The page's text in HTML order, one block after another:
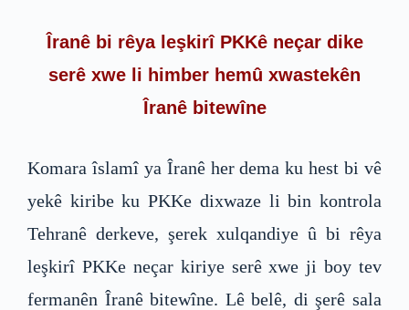
Îranê bi rêya leşkirî PKKê neçar dike
serê xwe li himber hemû xwastekên
Îranê bitewîne
Komara îslamî ya Îranê her dema ku hest bi vê
yekê kiribe ku PKKe dixwaze li bin kontrola
Tehranê derkeve, şerek xulqandiye û bi rêya
leşkirî PKKe neçar kiriye serê xwe ji boy tev
fermanên Îranê bitewîne. Lê belê, di şerê sala